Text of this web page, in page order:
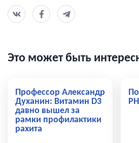
Это может быть
Профессор Александр
Духанин: Витамин D3
давно вышел за
рамки профилактики
рахита